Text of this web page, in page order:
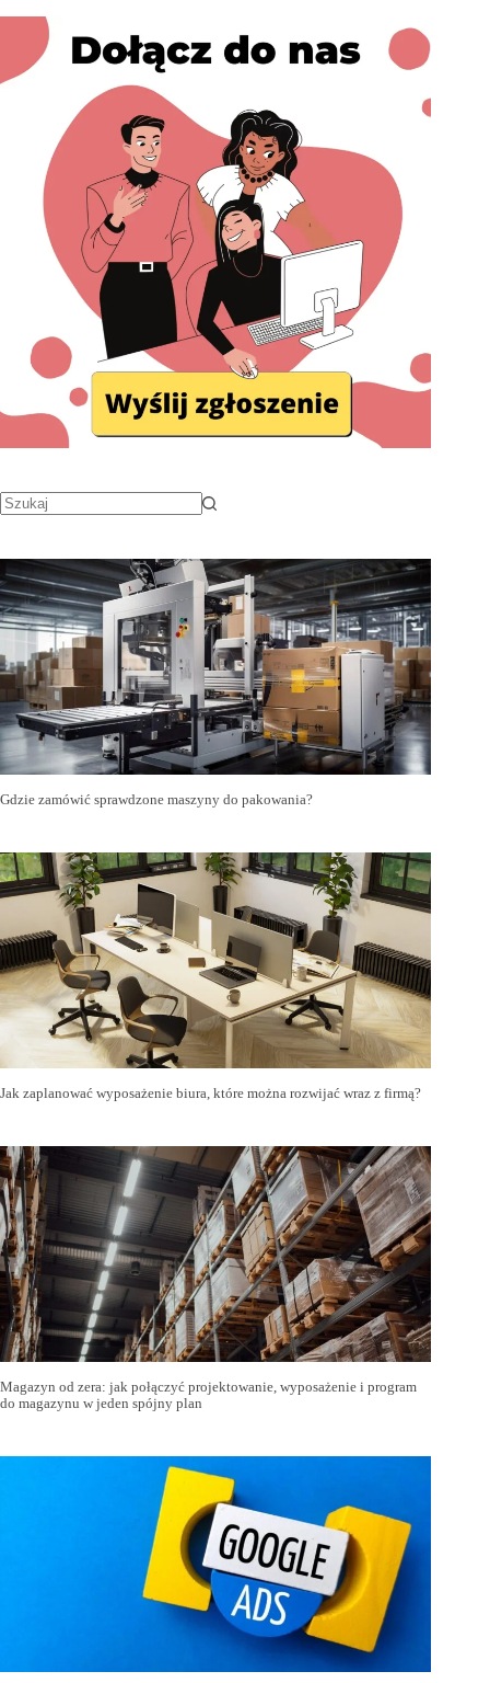
Gdzie zamówić sprawdzone maszyny do pakowania?
Jak zaplanować wyposażenie biura, które można rozwijać wraz z firmą?
Magazyn od zera: jak połączyć projektowanie, wyposażenie i program
do magazynu w jeden spójny plan